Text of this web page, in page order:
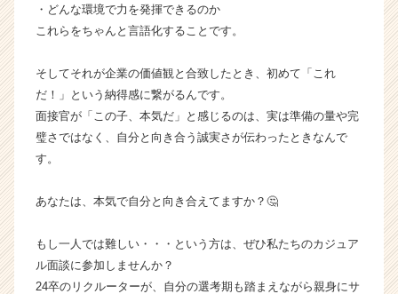
r
C
e
e
r）
・どんな環境で力を発揮できるのか
これらをちゃんと言語化することです。
そしてそれが企業の価値観と合致したとき、初めて「これ
だ！」という納得感に繋がるんです。
面接官が「この子、本気だ」と感じるのは、実は準備の量や完
璧さではなく、自分と向き合う誠実さが伝わったときなんで
す。
あなたは、本気で自分と向き合えてますか？🤔
もし一人では難しい・・・という方は、ぜひ私たちのカジュア
ル面談に参加しませんか？
24卒のリクルーターが、自分の選考期も踏まえながら親身にサ